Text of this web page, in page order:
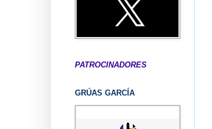
PATROCINADORES
GRÚAS GARCÍA